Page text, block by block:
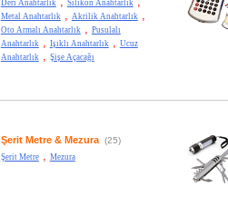
Deri Anahtarlık Silikon Anahtarlık
Metal Anahtarlık Akrilik Anahtarlık
Oto Armalı Anahtarlık
Pusulalı
Anahtarlık
Işıklı Anahtarlık
Ucuz
Anahtarlık
Şişe Açacağı
Şerit Metre & Mezura(25)
Şerit Metre, Mezura